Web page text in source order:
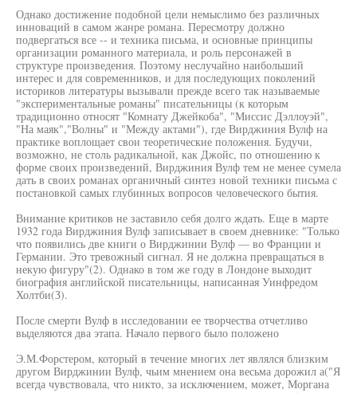
Однако достижение подобной цели немыслимо без различных
инноваций в самом жанре романа. Пересмотру должно
подвергаться все -- и техника письма, и основные принципы
организации романного материала, и роль персонажей в
структуре произведения. Поэтому неслучайно наибольший
интерес и для современников, и для последующих поколений
историков литературы вызывали прежде всего так называемые
"экспериментальные романы" писательницы (к которым
традиционно относят "Комнату Джейкоба", "Миссис Дэллоуэй",
"На маяк","Волны" и "Между актами"), где Вирджиния Вулф на
практике воплощает свои теоретические положения. Будучи,
возможно, не столь радикальной, как Джойс, по отношению к
форме своих произведений, Вирджиния Вулф тем не менее сумела
дать в своих романах органичный синтез новой техники письма с
постановкой самых глубинных вопросов человеческого бытия.
Внимание критиков не заставило себя долго ждать. Еще в марте
1932 года Вирджиния Вулф записывает в своем дневнике: "Только
что появились две книги о Вирджинии Вулф — во Франции и
Германии. Это тревожный сигнал. Я не должна превращаться в
некую фигуру"(2). Однако в том же году в Лондоне выходит
биография английской писательницы, написанная Уинфредом
Холтби(З).
После смерти Вулф в исследовании ее творчества отчетливо
выделяются два этапа. Начало первого было положено
Э.М.Форстером, который в течение многих лет являлся близким
другом Вирджинии Вулф, чьим мнением она весьма дорожил а("Я
всегда чувствовала, что никто, за исключением, может, Моргана